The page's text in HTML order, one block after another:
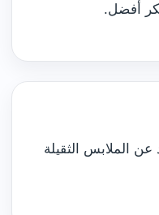
أفضل.
عن الملابس الثقيلة